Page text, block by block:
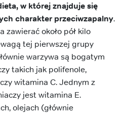
w której znajduje się
charakter przeciwzapalny.
zawierać około pół kilo
tej pierwszej grupy
warzywa są bogatym
takich jak polifenole,
witamina C. Jednym z
jest witamina E.
olejach (głównie